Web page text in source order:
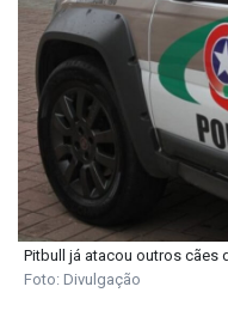
Pitbull já atacou outros cães
Foto: Divulgação